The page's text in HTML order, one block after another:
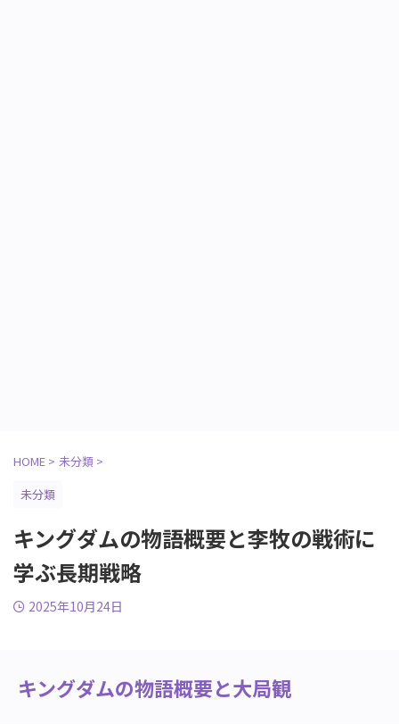
HOME > 未分類 >
未分類
キングダムの物語概要と李牧の戦術に
学ぶ長期戦略
2025年10月24日
キングダムの物語概要と大局観